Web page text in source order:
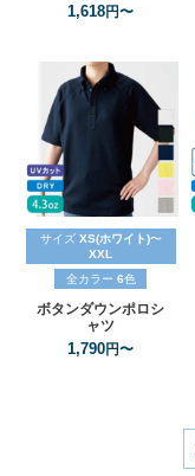
1,618円〜
サイズ XS(ホワイト)〜
XXL
全カラー 6色
ボタンダウンポロシ
ャツ
1,790円〜